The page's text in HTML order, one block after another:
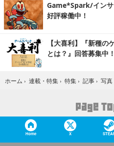
Game*Spark/インサ
好評稼働中！
【大喜利】『新種の
とは？』回答募集中！
ホーム › 連載・特集 › 特集 › 記事 › 写真
Home X